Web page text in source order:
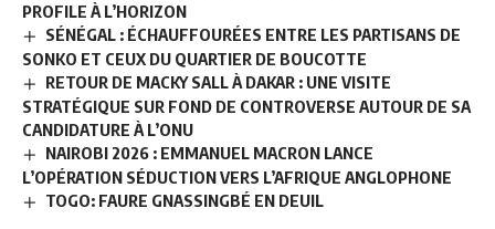
PROFILE À L’HORIZON
SÉNÉGAL : ÉCHAUFFOURÉES ENTRE LES PARTISANS DE
SONKO ET CEUX DU QUARTIER DE BOUCOTTE
RETOUR DE MACKY SALL À DAKAR : UNE VISITE
STRATÉGIQUE SUR FOND DE CONTROVERSE AUTOUR DE SA
CANDIDATURE À L’ONU
NAIROBI 2026 : EMMANUEL MACRON LANCE
L’OPÉRATION SÉDUCTION VERS L’AFRIQUE ANGLOPHONE
TOGO: FAURE GNASSINGBÉ EN DEUIL